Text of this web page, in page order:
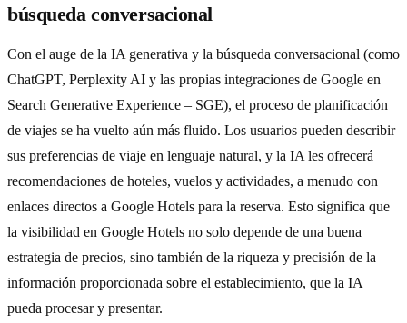
búsqueda conversacional
Con el auge de la IA generativa y la búsqueda conversacional (como
ChatGPT, Perplexity AI y las propias integraciones de Google en
Search Generative Experience – SGE), el proceso de planificación
de viajes se ha vuelto aún más fluido. Los usuarios pueden describir
sus preferencias de viaje en lenguaje natural, y la IA les ofrecerá
recomendaciones de hoteles, vuelos y actividades, a menudo con
enlaces directos a Google Hotels para la reserva. Esto significa que
la visibilidad en Google Hotels no solo depende de una buena
estrategia de precios, sino también de la riqueza y precisión de la
información proporcionada sobre el establecimiento, que la IA
pueda procesar y presentar.